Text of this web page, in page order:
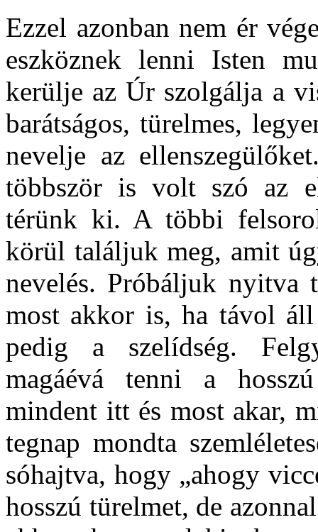
Ezzel azonban nem ér
eszköznek lenni Isten
kerülje az Úr szolgálja a
barátságos, türelmes,
nevelje az
többször is volt szó az
térünk ki. A többi
körül találjuk meg, amit
nevelés. Próbáljuk nyitva
most akkor is, ha távol
pedig a szelídség.
magáévá tenni a
mindent itt és most akar,
tegnap mondta
sóhajtva, hogy „ahogy
hosszú türelmet, de